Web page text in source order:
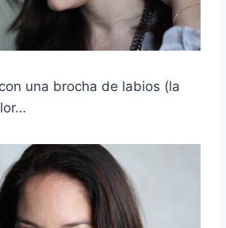
una brocha de labios (la